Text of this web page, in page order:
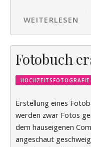
WEITERLESEN
Fotobuch
HOCHZEITSFOTOGRAFIE
Erstellung eines
werden zwar Fotos
dem hauseigenen
angeschaut